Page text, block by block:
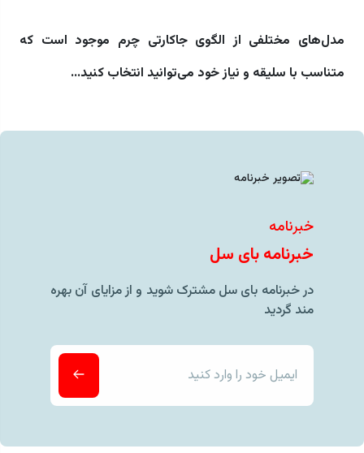
مدل‌های مختلفی از الگوی جاکارتی چرم موجود است که
متناسب با سلیقه و نیاز خود می‌توانید انتخاب کنید...
خبرنامه
خبرنامه بای سل
در خبرنامه بای سل مشترک شوید و از مزایای آن بهره
مند گردید